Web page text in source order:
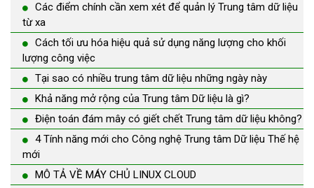
Các điểm chính cần xem xét để quản lý Trung tâm dữ liệu
từ xa
Cách tối ưu hóa hiệu quả sử dụng năng lượng cho khối
lượng công việc
Tại sao có nhiều trung tâm dữ liệu những ngày này
Khả năng mở rộng của Trung tâm Dữ liệu là gì?
Điện toán đám mây có giết chết Trung tâm dữ liệu không?
4 Tính năng mới cho Công nghệ Trung tâm Dữ liệu Thế hệ
mới
MÔ TẢ VỀ MÁY CHỦ LINUX CLOUD